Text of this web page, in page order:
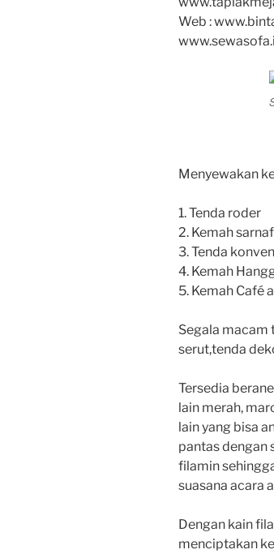
Web :
Menyewakan
1. Tenda roder
2. Kemah
3. Tenda
4. Kemah
5. Kemah Café
Segala macam
serut,tenda
Tersedia
lain merah,
lain yang bisa
pantas dengan
filamin
suasana acara
Dengan kain
menciptakan